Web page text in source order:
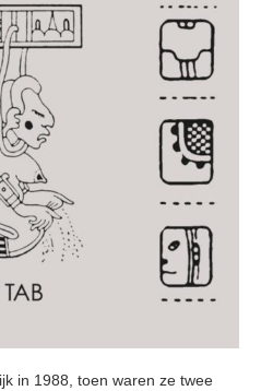
in 1988, toen waren ze twee